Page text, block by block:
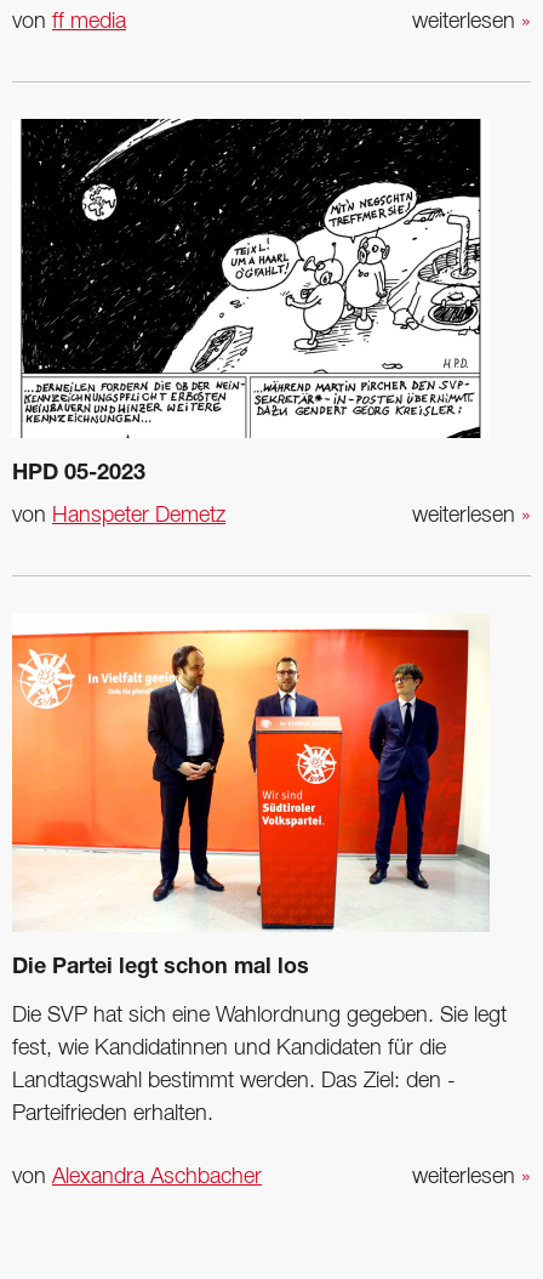
weiterlesen »
von ff media
HPD 05-2023
weiterlesen »
von Hanspeter Demetz
Die Partei legt schon mal los
Die SVP hat sich eine Wahlordnung gegeben. Sie legt
fest, wie ­Kandidatinnen und Kandidaten für die
Landtagswahl bestimmt werden. Das Ziel: den ­
Parteifrieden erhalten.
weiterlesen »
von Alexandra Aschbacher